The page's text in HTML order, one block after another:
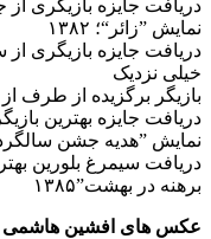
دریافت جایزه بازیگری
نمایش ”زائر“؛ ۱۳۸۲
دریافت جایزه بازیگری
خیلی نزدیک
بازیگر برگزیده از طرف از
دریافت جایزه بهترین
نمایش ”هدیه جشن سالگرد“؛
دریافت سیمرغ بلورین
برهنه در بهشت”۱۳۸۵
عکس های افشین هاشمی